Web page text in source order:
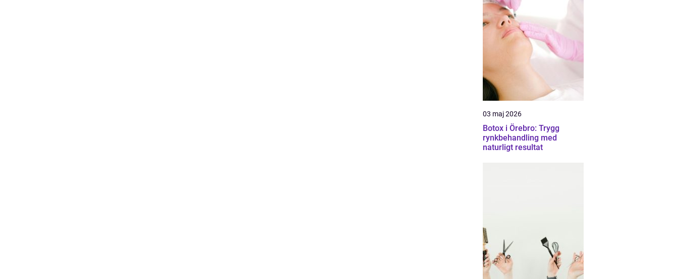
03 maj 2026
Botox i Örebro: Trygg
rynkbehandling med
naturligt resultat